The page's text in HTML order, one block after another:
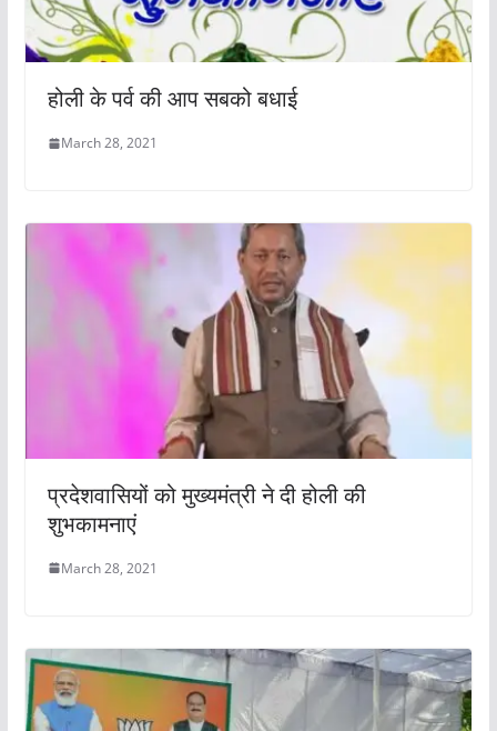
होली के पर्व की आप सबको बधाई
March 28, 2021
प्रदेशवासियों को मुख्यमंत्री ने दी होली की
शुभकामनाएं
March 28, 2021